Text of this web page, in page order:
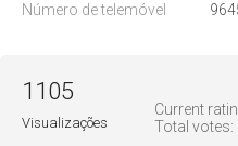
Número de telemóvel
Current
Total votes:
1105
Visualizações